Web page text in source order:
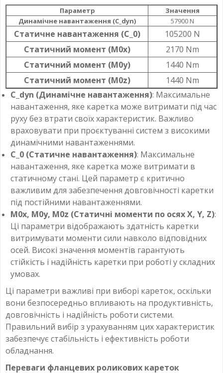
Параметр
Значення
Динамічне навантаження (C_dyn)
57900 N
Статичне навантаження (C_0)
105200 N
Статичний момент (M0x)
2170 Nm
Статичний момент (M0y)
1440 Nm
Статичний момент (M0z)
1440 Nm
C_dyn (Динамічне навантаження): Максимальне
навантаження, яке каретка може витримати під час
руху без втрати своїх характеристик. Важливо
враховувати при проєктуванні систем з високими
динамічними навантаженнями.
C_0 (Статичне навантаження): Максимальне
навантаження, яке каретка може витримати в
статичному стані. Цей параметр є критично
важливим для забезпечення довговічності каретки
під постійними навантаженнями.
M0x, M0y, M0z (Статичні моменти по осях X, Y, Z):
Ці параметри відображають здатність каретки
витримувати моменти сили навколо відповідних
осей. Високі значення моментів гарантують
стійкість і надійність каретки при роботі у складних
умовах.
Ці параметри важливі при виборі кареток, оскільки
вони безпосередньо впливають на продуктивність,
довговічність і надійність роботи системи.
Правильний вибір з урахуванням цих характеристик
забезпечує стабільність і ефективність роботи
обладнання.
Переваги фланцевих роликових кареток